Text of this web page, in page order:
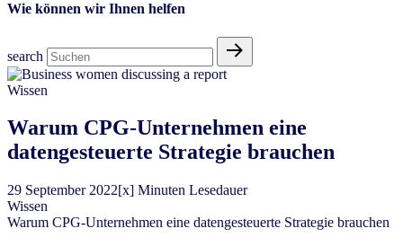
Wie können wir Ihnen helfen
search
Wissen
Warum CPG-Unternehmen eine
datengesteuerte Strategie brauchen
29 September 2022[x] Minuten Lesedauer
Wissen
Warum CPG-Unternehmen eine datengesteuerte Strategie brauchen